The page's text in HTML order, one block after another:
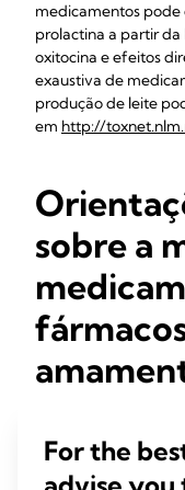
medicamentos pode
prolactina a partir
oxitocina e efeitos
exaustiva de
produção de leite
em http://
sobre a
incluindo
A maioria
For the